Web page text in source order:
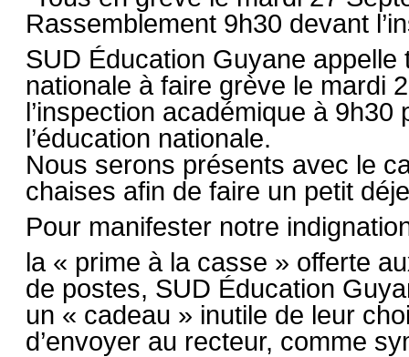
Rassemblement 9h30 devant
SUD Éducation Guyane appelle
nationale à faire grève le mardi
l’inspection académique à
l’éducation nationale.
Nous serons présents avec le
chaises afin de faire un petit
Pour manifester notre
la « prime à la casse » offerte
de postes, SUD Éducation
un « cadeau » inutile de leur
d’envoyer au recteur, comme